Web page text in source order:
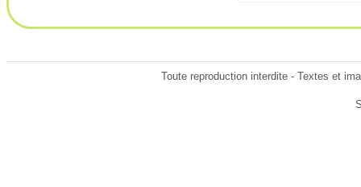
Toute reproduction interdite - Textes et